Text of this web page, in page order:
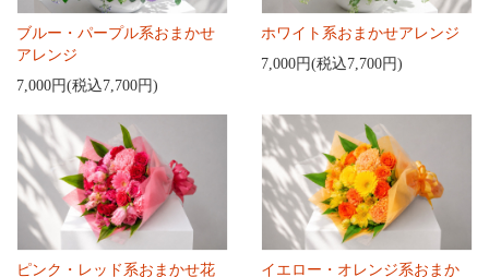
ブルー・パープル系おまかせ
アレンジ
7,000円(税込7,700円)
ホワイト系おまかせアレンジ
7,000円(税込7,700円)
ピンク・レッド系おまかせ花
イエロー・オレンジ系おまか